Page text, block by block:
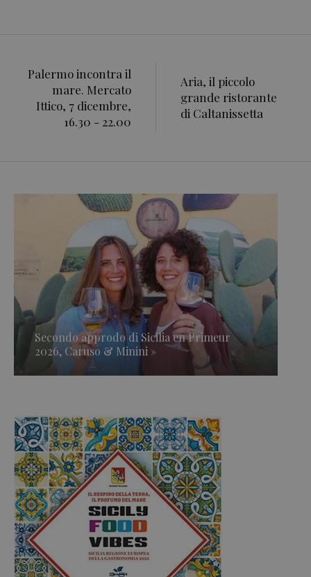
Palermo incontra il
mare. Mercato
Ittico, 7 dicembre,
16.30 - 22.00
Aria, il piccolo
grande ristorante
di Caltanissetta
Secondo approdo di Sicilia en Primeur
2026, Caruso & Minini »